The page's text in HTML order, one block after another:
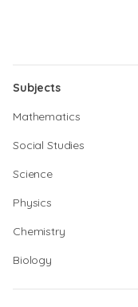
Subjects
Mathematics
Social Studies
Science
Physics
Chemistry
Biology